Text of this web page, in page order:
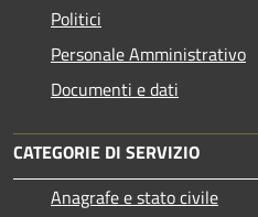
Politici
Personale Amministrativo
Documenti e dati
CATEGORIE DI SERVIZIO
Anagrafe e stato civile